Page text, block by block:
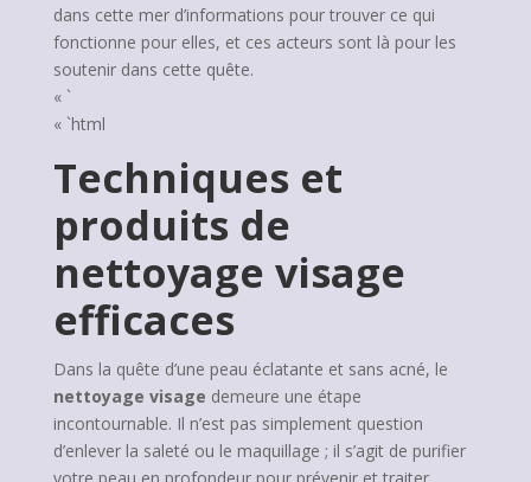
dans cette mer d’informations pour trouver ce qui
fonctionne pour elles, et ces acteurs sont là pour les
soutenir dans cette quête.
« `
« `html
Techniques et
produits de
nettoyage visage
efficaces
Dans la quête d’une peau éclatante et sans acné, le
nettoyage visage demeure une étape
incontournable. Il n’est pas simplement question
d’enlever la saleté ou le maquillage ; il s’agit de purifier